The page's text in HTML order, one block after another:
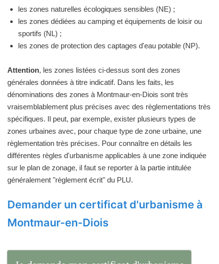
les zones naturelles écologiques sensibles (NE) ;
les zones dédiées au camping et équipements de loisir ou
sportifs (NL) ;
les zones de protection des captages d'eau potable (NP).
Attention, les zones listées ci-dessus sont des zones
générales données à titre indicatif. Dans les faits, les
dénominations des zones à Montmaur-en-Diois sont très
vraisemblablement plus précises avec des règlementations très
spécifiques. Il peut, par exemple, exister plusieurs types de
zones urbaines avec, pour chaque type de zone urbaine, une
règlementation très précises. Pour connaître en détails les
différentes règles d'urbanisme applicables à une zone indiquée
sur le plan de zonage, il faut se reporter à la partie intitulée
généralement "règlement écrit" du PLU.
Demander un certificat d'urbanisme à
Montmaur-en-Diois